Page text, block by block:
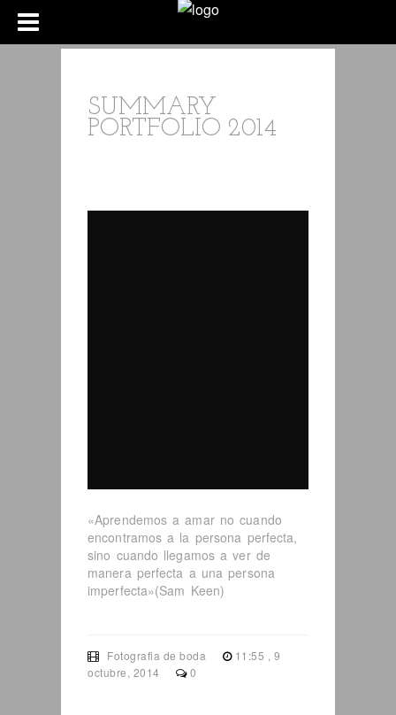
SUMMARY
PORTFOLIO 2014
«Aprendemos a amar no cuando
encontramos a la persona perfecta,
sino cuando llegamos a ver de
manera perfecta a una persona
imperfecta»(Sam Keen)
Fotografia de boda
11:55 , 9
octubre, 2014
0